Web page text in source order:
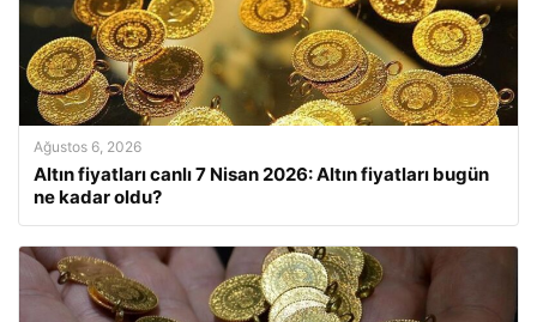
Ağustos 6, 2026
Altın fiyatları canlı 7 Nisan 2026: Altın fiyatları bugün
ne kadar oldu?